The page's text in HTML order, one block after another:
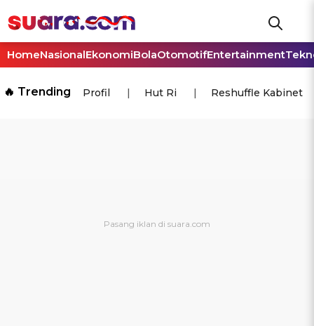
HomeNasionalEkonomiBolaOtomotifEntertainment
🔥 Trending Profil Hut Ri Reshuffle Kabinet